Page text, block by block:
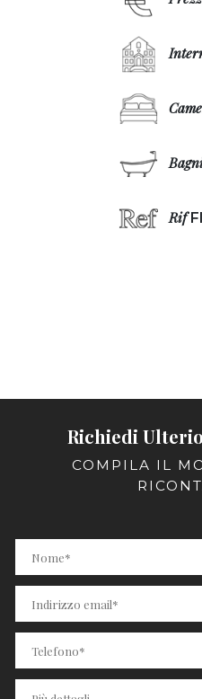
Rif
Richiedi
COMPILA IL